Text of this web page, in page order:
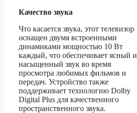
Качество звука
Что касается звука, этот телевизор
оснащен двумя встроенными
динамиками мощностью 10 Вт
каждый, что обеспечивает ясный и
насыщенный звук во время
просмотра любимых фильмов и
передач. Устройство также
поддерживает технологию Dolby
Digital Plus для качественного
пространственного звука.